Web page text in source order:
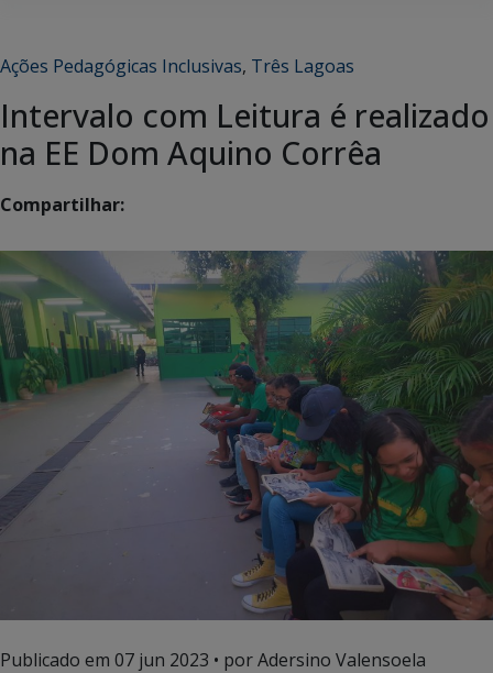
Ações Pedagógicas Inclusivas, Três Lagoas
Intervalo com Leitura é realizado
na EE Dom Aquino Corrêa
Compartilhar:
Publicado em 07 jun 2023 • por Adersino Valensoela